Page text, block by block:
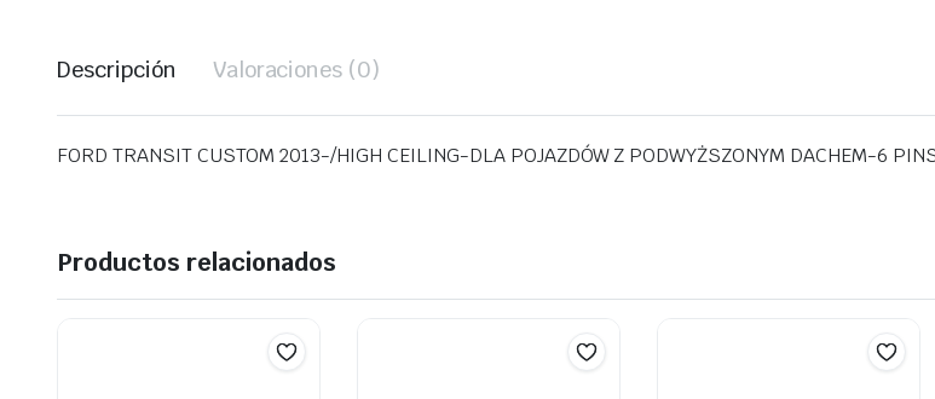
Descripción Valoraciones (0)
FORD TRANSIT CUSTOM 2013-/HIGH CEILING-DLA POJAZDÓW Z PODWYŻSZONYM DACHEM-6
Productos relacionados